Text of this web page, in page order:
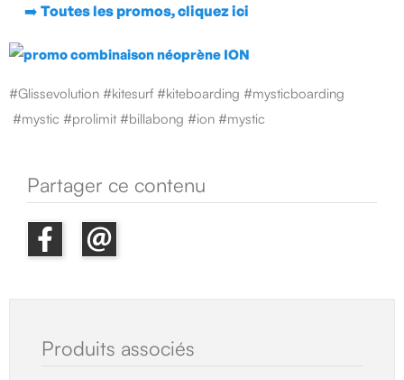
➡️ Toutes les promos, cliquez ici
#Glissevolution #kitesurf #kiteboarding #mysticboarding
#mystic #prolimit #billabong #ion #mystic
Partager ce contenu
Produits associés